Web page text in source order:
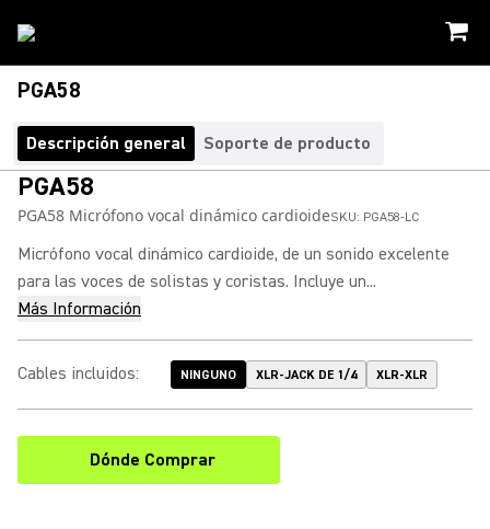
PGA58
Descripción general Soporte de producto
PGA58
PGA58 Micrófono vocal dinámico cardioideSKU: PGA58-LC
Micrófono vocal dinámico cardioide, de un sonido excelente
para las voces de solistas y coristas. Incluye un...
Más Información
Cables incluidos: NINGUNO XLR-JACK DE 1/4 XLR-XLR
Dónde Comprar
(Opens in a new tab)